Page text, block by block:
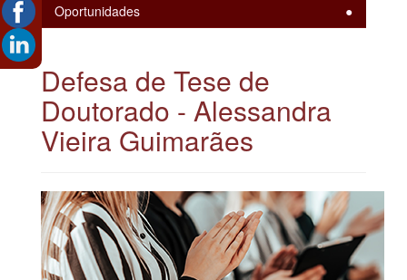
Oportunidades
Defesa de Tese de
Doutorado - Alessandra
Vieira Guimarães